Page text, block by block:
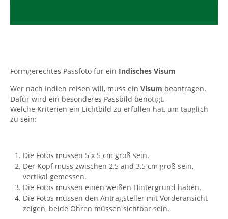
Formgerechtes Passfoto für ein Indisches Visum
Wer nach Indien reisen will, muss ein Visum beantragen.
Dafür wird ein besonderes Passbild benötigt.
Welche Kriterien ein Lichtbild zu erfüllen hat, um tauglich
zu sein:
Die Fotos müssen 5 x 5 cm groß sein.
Der Kopf muss zwischen 2,5 and 3,5 cm groß sein,
vertikal gemessen.
Die Fotos müssen einen weißen Hintergrund haben.
Die Fotos müssen den Antragsteller mit Vorderansicht
zeigen, beide Ohren müssen sichtbar sein.